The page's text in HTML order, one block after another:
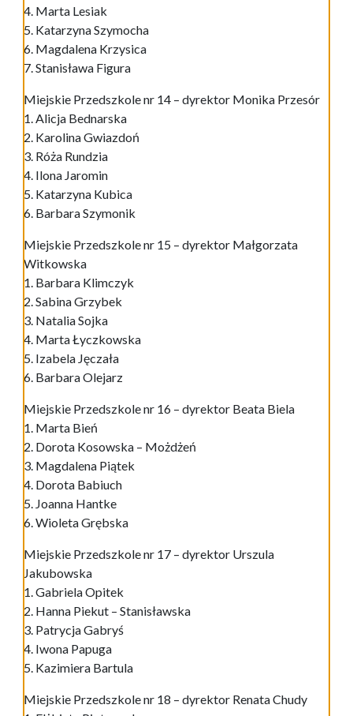
4. Marta Lesiak
5. Katarzyna Szymocha
6. Magdalena Krzysica
7. Stanisława Figura
Miejskie Przedszkole nr 14 – dyrektor Monika Przesór
1. Alicja Bednarska
2. Karolina Gwiazdoń
3. Róża Rundzia
4. Ilona Jaromin
5. Katarzyna Kubica
6. Barbara Szymonik
Miejskie Przedszkole nr 15 – dyrektor Małgorzata
Witkowska
1. Barbara Klimczyk
2. Sabina Grzybek
3. Natalia Sojka
4. Marta Łyczkowska
5. Izabela Jęczała
6. Barbara Olejarz
Miejskie Przedszkole nr 16 – dyrektor Beata Biela
1. Marta Bień
2. Dorota Kosowska – Możdżeń
3. Magdalena Piątek
4. Dorota Babiuch
5. Joanna Hantke
6. Wioleta Grębska
Miejskie Przedszkole nr 17 – dyrektor Urszula
Jakubowska
1. Gabriela Opitek
2. Hanna Piekut – Stanisławska
3. Patrycja Gabryś
4. Iwona Papuga
5. Kazimiera Bartula
Miejskie Przedszkole nr 18 – dyrektor Renata Chudy